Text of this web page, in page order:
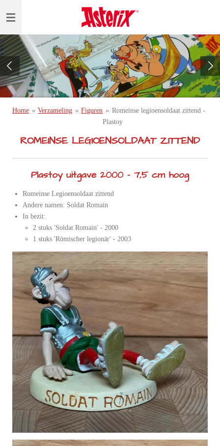
direct
de
hoofdinhoud
Home » Verzameling » Figuren » Romeinse legioensoldaat zittend -
Plastoy
ROMEINSE LEGIOENSOLDAAT ZITTEND
Plastoy uitgave 2000 - 7,5 cm hoog
Romeinse Legioensoldaat zittend
Andere namen: Soldat Romain
In bezit:
2 stuks 'Soldat Romain' - 2000
1 stuks 'Römischer legionär' - 2003